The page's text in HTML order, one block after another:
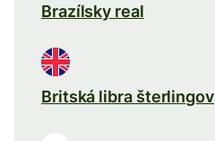
Brazílsky real
Britská libra šterlingov